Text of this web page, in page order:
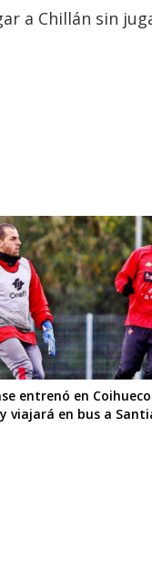
a Chillán sin
entrenó en
viajará en bus a